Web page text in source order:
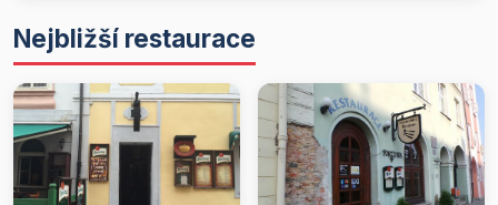
Nejbližší restaurace